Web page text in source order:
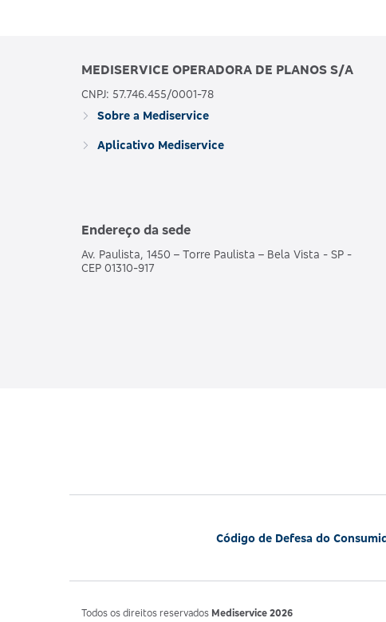
MEDISERVICE OPERADORA DE PLANOS S/A
CNPJ: 57.746.455/0001-78
Sobre a Mediservice
Aplicativo Mediservice
Endereço da sede
Av. Paulista, 1450 – Torre Paulista – Bela Vista - SP -
CEP 01310-917
Código de Defesa do
Todos os direitos reservados Mediservice 2026